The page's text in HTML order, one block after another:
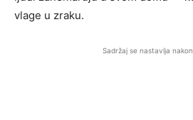
vlage u zraku.
Sadržaj se nastavlja